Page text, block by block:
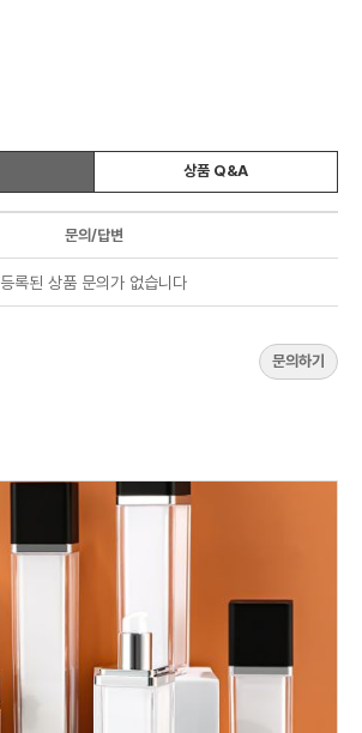
상품 Q&A
문의/답변
등록된 상품 문의가 없습니다
문의하기